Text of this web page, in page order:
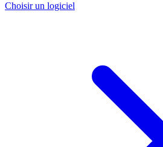
Choisir un logiciel